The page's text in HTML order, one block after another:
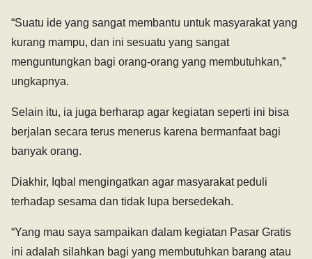
“Suatu ide yang sangat membantu untuk masyarakat yang
kurang mampu, dan ini sesuatu yang sangat
menguntungkan bagi orang-orang yang membutuhkan,”
ungkapnya.
Selain itu, ia juga berharap agar kegiatan seperti ini bisa
berjalan secara terus menerus karena bermanfaat bagi
banyak orang.
Diakhir, Iqbal mengingatkan agar masyarakat peduli
terhadap sesama dan tidak lupa bersedekah.
“Yang mau saya sampaikan dalam kegiatan Pasar Gratis
ini adalah silahkan bagi yang membutuhkan barang atau